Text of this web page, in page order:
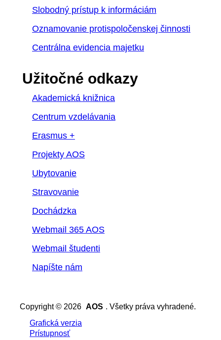
Slobodný prístup k informáciám
Oznamovanie protispoločenskej činnosti
Centrálna evidencia majetku
Užitočné odkazy
Akademická knižnica
Centrum vzdelávania
Erasmus +
Projekty AOS
Ubytovanie
Stravovanie
Dochádzka
Webmail 365 AOS
Webmail študenti
Napíšte nám
Copyright © 2026 AOS . Všetky práva vyhradené.
Grafická verzia
Prístupnosť